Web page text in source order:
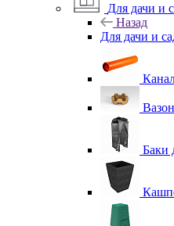
Для дачи и
Назад
Для дачи и
Баки